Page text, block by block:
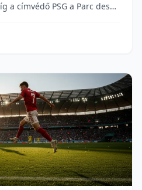
a címvédő PSG a Parc des